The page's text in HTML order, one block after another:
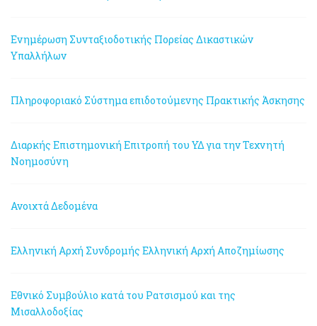
Ενημέρωση Συνταξιοδοτικής Πορείας Δικαστικών
Υπαλλήλων
Πληροφοριακό Σύστημα επιδοτούμενης Πρακτικής Άσκησης
Διαρκής Επιστημονική Επιτροπή του ΥΔ για την Τεχνητή
Νοημοσύνη
Ανοιχτά Δεδομένα
Ελληνική Αρχή Συνδρομής Ελληνική Αρχή Αποζημίωσης
Εθνικό Συμβούλιο κατά του Ρατσισμού και της
Μισαλλοδοξίας